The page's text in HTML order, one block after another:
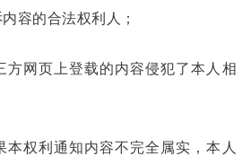
容的合法权利人；
方网页上登载的内容侵犯了本人相
本权利通知内容不完全属实，本人